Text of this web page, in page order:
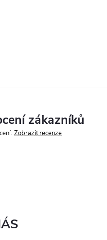
zákazníků
Zobrazit recenze